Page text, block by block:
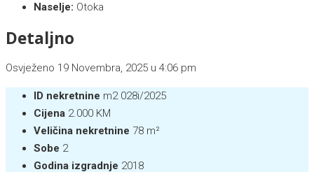
Naselje: Otoka
Detaljno
Osvježeno 19 Novembra, 2025 u 4:06 pm
ID nekretnine m2 028i/2025
Cijena 2.000 KM
Veličina nekretnine 78 m²
Sobe 2
Godina izgradnje 2018